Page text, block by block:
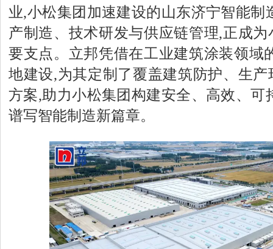
业,小松集团加速建设的山东济宁智能制
产制造、技术研发与供应链管理,正成
要支点。立邦凭借在工业建筑涂装领域
地建设,为其定制了覆盖建筑防护、生
方案,助力小松集团构建安全、高效、可
谱写智能制造新篇章。